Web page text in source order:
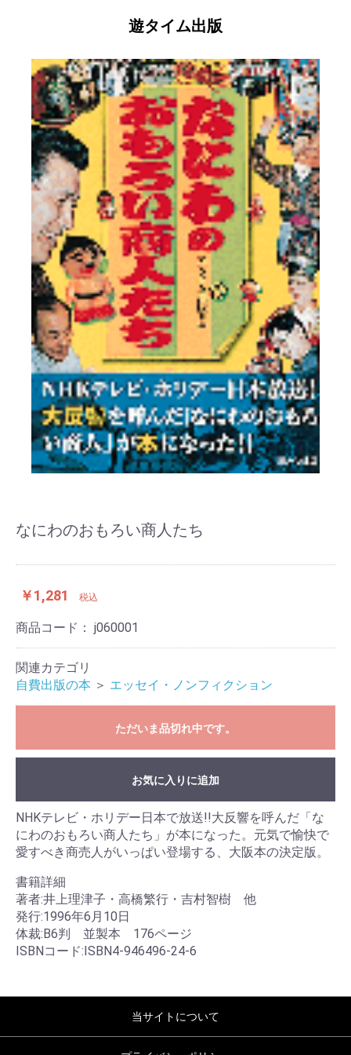
遊タイム出版
なにわのおもろい商人たち
￥1,281 税込
商品コード： j060001
関連カテゴリ
自費出版の本 ＞ エッセイ・ノンフィクション
ただいま品切れ中です。
お気に入りに追加
NHKテレビ・ホリデー日本で放送!!大反響を呼んだ「な
にわのおもろい商人たち」が本になった。元気で愉快で
愛すべき商売人がいっぱい登場する、大阪本の決定版。
書籍詳細
著者:井上理津子・高橋繁行・吉村智樹 他
発行:1996年6月10日
体裁:B6判 並製本 176ページ
ISBNコード:ISBN4-946496-24-6
当サイトについて